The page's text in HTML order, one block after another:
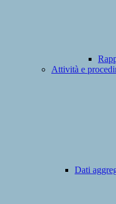
Attività e
Dati